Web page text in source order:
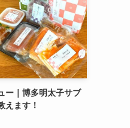
ー｜博多明太子サブ
えます！